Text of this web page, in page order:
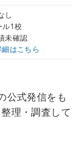
し
ル1校
未確認
はこちら
公式発信をも
理・調査して